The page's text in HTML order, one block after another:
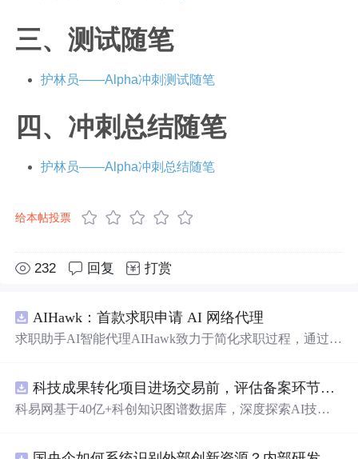
三、测试随笔
护林员——Alpha冲刺测试随笔
四、冲刺总结随笔
护林员——Alpha冲刺总结随笔
给本帖投票
232 回复 打赏
AIHawk：首款求职申请 AI 网络代理
求职助手AI智能代理AIHawk致力于简化求职过程，通过自
科技成果转化项目进场交易前，评估备案环节需要准备哪些材料？.docx
科易网基于40亿+科创知识图谱数据库，深度探索AI技术